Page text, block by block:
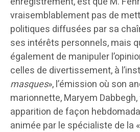
vraisemblablement pas de
politiques diffusées par sa
ses intérêts personnels, mais
également de manipuler
celles de divertissement, à
masques», l’émission où son
marionnette, Maryem
apparition de façon
animée par le spécialiste de la «